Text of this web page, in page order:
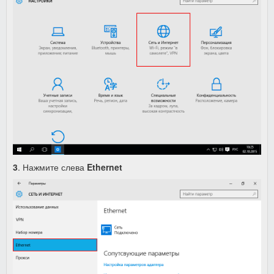
3. Нажмите слева Ethernet